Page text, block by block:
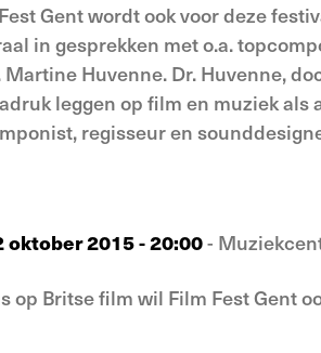
Gent wordt ook voor deze
in gesprekken met o.a.
Huvenne. Dr. Huvenne,
leggen op film en muziek
regisseur en
oktober 2015 - 20:00-
op Britse film wil Film Fest Gent